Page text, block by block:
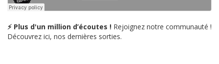
⚡ Plus d'un million d’écoutes ! Rejoignez notre communauté !
Découvrez ici, nos dernières sorties.